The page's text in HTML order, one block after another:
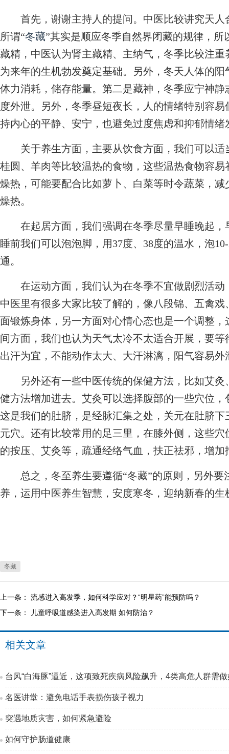
首先，谢谢主持人的提问。中医比较讲究天人
所谓“冬藏”其实是顺应冬季自然界闭藏的规律，所
藏精，中医认为肾主藏精、主纳气，冬季比较注
为来年的生机勃发奠定基础。另外，冬天人体的
体力消耗，储存能量。第二是藏神，冬季应宁神
度外泄。另外，冬季昼短夜长，人的情绪特别容
持内心的平静、安宁，也避免过度焦虑和抑郁情绪
关于养生方面，主要从饮食方面，我们可以适
桂圆、羊肉等比较温热的食物，这些温热食物容
燥热，可能要配合比如萝卜、白菜等时令蔬菜，
燥热。
在起居方面，我们强调在冬季尽量早睡晚起，
睡前我们可以泡泡脚，用37度、38度的温水，泡
通。
在运动方面，我们认为在冬季不宜做剧烈活动
中医里有很多大家比较了解的，像八段锦、五禽
面锻炼身体，另一方面对心情心态也是一个调整
间方面，我们也认为天气太冷不太适合开展，要
出汗为宜，不能动作太大、大汗淋漓，阳气容易外
另外还有一些中医传统的保健方法，比如艾灸
健方法增加进去。艾灸可以选择腹部的一些穴位
这是我们的肚脐，是经脉汇集之处，关元在肚脐
元穴。还有比较常用的足三里，在膝外侧，这些
的按压、艾灸等，疏通经络气血，扶正祛邪，增加
总之，冬至养生要遵循“冬藏”的原则，另外要
养，运用中医养生智慧，安度寒冬，迎纳新春的生
冬藏
上一条： 流感进入高发季，如何科学应对？“明星药”能预防吗？
下一条：
儿童呼吸道感染进入高发期 如何防治？
相关文章
台风“白海豚”逼近，这项致死疾病风险飙升，4类高危人群需
名医讲堂：避免电话手表损伤孩子视力
突遇地质灾害，如何紧急避险
如何守护肠道健康